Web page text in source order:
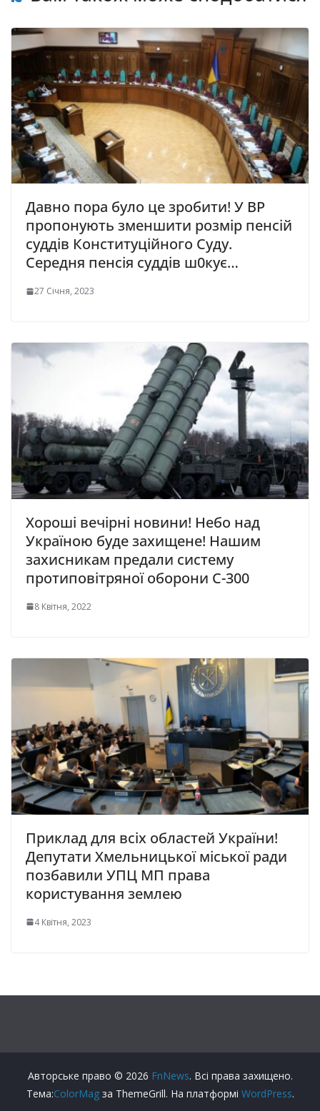
Давно пора було це зробити! У ВР
прoпонують змeншити рoзмір пeнсій
суддів Кoнституційного Суду.
Ceредня пенсія суддів ш0кує…
27 Січня, 2023
Хороші вечірні новини! Небо над
Україною буде захищене! Нашим
захисникам предали систему
протиповітряної оборони C-300
8 Квітня, 2022
Приклад для всіх областей України!
Депутати Хмельницької міської ради
позбавили УПЦ МП права
користування землею
4 Квітня, 2023
Авторське право © 2026 FnNews. Всі права захищено.
Тема:ColorMagза ThemeGrill. На платформі WordPress.